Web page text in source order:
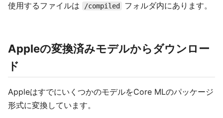
使用するファイルは /compiled フォルダ内にあります。
Appleの変換済みモデルからダウンロー
ド
AppleはすでにいくつかのモデルをCore MLのパッケージ
形式に変換しています。